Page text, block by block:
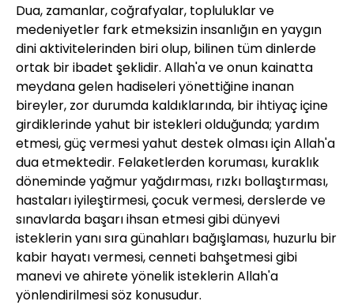
Dua, zamanlar, coğrafyalar, topluluklar ve
medeniyetler fark etmeksizin insanlığın en yaygın
dini aktivitelerinden biri olup, bilinen tüm dinlerde
ortak bir ibadet şeklidir. Allah'a ve onun kainatta
meydana gelen hadiseleri yönettiğine inanan
bireyler, zor durumda kaldıklarında, bir ihtiyaç içine
girdiklerinde yahut bir istekleri olduğunda; yardım
etmesi, güç vermesi yahut destek olması için Allah'a
dua etmektedir. Felaketlerden koruması, kuraklık
döneminde yağmur yağdırması, rızkı bollaştırması,
hastaları iyileştirmesi, çocuk vermesi, derslerde ve
sınavlarda başarı ihsan etmesi gibi dünyevi
isteklerin yanı sıra günahları bağışlaması, huzurlu bir
kabir hayatı vermesi, cenneti bahşetmesi gibi
manevi ve ahirete yönelik isteklerin Allah'a
yönlendirilmesi söz konusudur.